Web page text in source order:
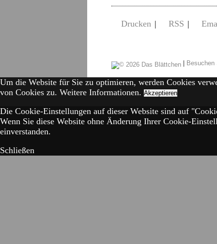
Drucken | RSS |
|
Um die Website für Sie zu optimieren, werden Cookies
von Cookies zu. Weitere Informationen. Akzeptieren
Die Cookie-Einstellungen auf dieser Website sind auf
Wenn Sie diese Website ohne Änderung Ihrer Cookie-
einverstanden.
Schließen